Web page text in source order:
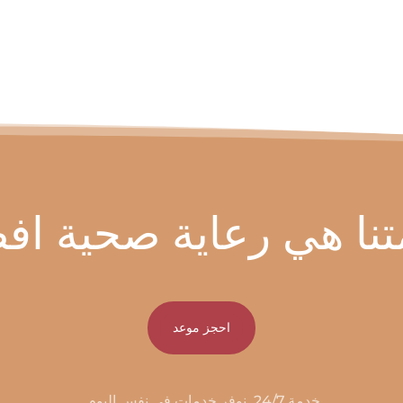
هي رعاية صحية
احجز موعد